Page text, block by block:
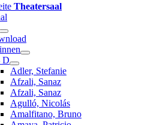
Theatersaal
D
Adler, Stefanie
Afzali, Sanaz
Afzali, Sanaz
Agulló, Nicolás
Amalfitano, Bruno